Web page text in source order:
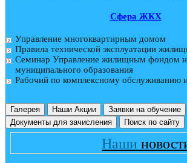
Cфера ЖКХ
Управление многоквартирным домом
Правила технической эксплуатации
Семинар Управление жилищным фондом
муниципального образования
Рабочий по комплексному обслуживанию
Галерея Наши Акции
Заявки на обучение
Документы для зачисления
Поиск по сайту
Наши